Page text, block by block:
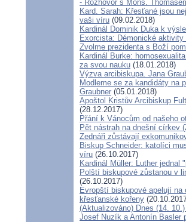
- Rozhovor s Mons.
Kard. Sarah: Křesťané jsou
vaši víru (09.02.2018)
Kardinál Dominik Duka k
Exorcista: Démonické
Zvolme prezidenta s Boží
Kardinál Burke:
za svou nauku (18.01.2018)
Výzva arcibiskupa. Jana
Modleme se za kandidáty na
Graubner (05.01.2018)
Apoštol Kristův Arcibiskup
(28.12.2017)
Přání k Vánocům od našeho
Pět nástrah na dnešní církev
Zednáři zůstávají
Biskup Schneider: katolíci
víru (26.10.2017)
Kardinál Müller: Luther jednal
Polští biskupové zůstanou v
(26.10.2017)
Evropští biskupové apelují
křesťanské kořeny
(Aktualizováno) Dnes (14.
Josef Nuzík a Antonín Basler